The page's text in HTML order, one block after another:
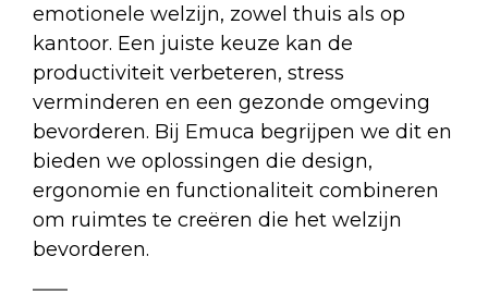
emotionele welzijn, zowel thuis als op
kantoor. Een juiste keuze kan de
productiviteit verbeteren, stress
verminderen en een gezonde omgeving
bevorderen. Bij Emuca begrijpen we dit en
bieden we oplossingen die design,
ergonomie en functionaliteit combineren
om ruimtes te creëren die het welzijn
bevorderen.